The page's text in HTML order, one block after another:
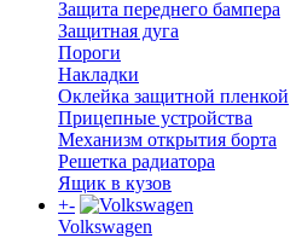
Защита переднего бампера
Защитная дуга
Пороги
Накладки
Оклейка защитной пленкой
Прицепные устройства
Механизм открытия борта
Решетка радиатора
Ящик в кузов
+-
Volkswagen